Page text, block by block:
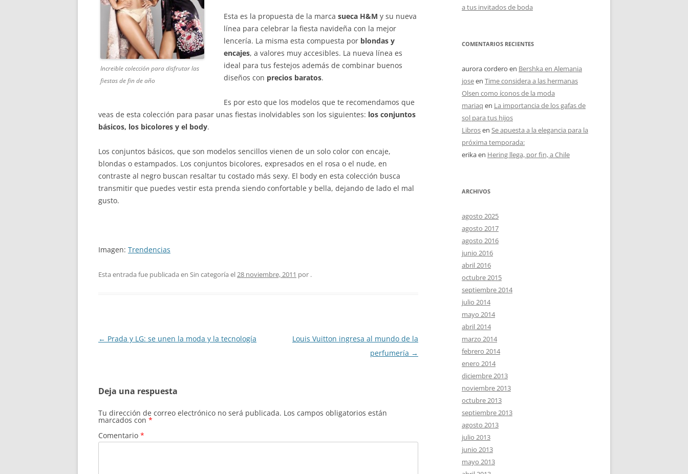
Increible colección para disfrutar las
fiestas de fin de año
Esta es la propuesta de la marca sueca H&M y su nueva
línea para celebrar la fiesta navideña con la mejor
lencería. La misma esta compuesta por blondas y
encajes, a valores muy accesibles. La nueva línea es
ideal para tus festejos además de combinar buenos
diseños con precios baratos.
Es por esto que los modelos que te recomendamos que
veas de esta colección para pasar unas fiestas inolvidables son los siguientes: los conjuntos
básicos, los bicolores y el body.
Los conjuntos básicos, que son modelos sencillos vienen de un solo color con encaje,
blondas o estampados. Los conjuntos bicolores, expresados en el rosa o el nude, en
contraste al negro buscan resaltar tu costado más sexy. El body en esta colección busca
transmitir que puedes vestir esta prenda siendo confortable y bella, dejando de lado el mal
gusto.
Imagen: Trendencias
Esta entrada fue publicada en Sin categoría el28 noviembre, 2011 por .
Navegación
← Prada y LG: se unen la moda y la tecnología
Louis Vuitton ingresa al mundo de la
perfumería →
Deja una respuesta
Tu dirección de correo electrónico no será publicada. Los campos obligatorios están
marcados con *
Comentario *
a tus invitados de boda
COMENTARIOS RECIENTES
aurora cordero en Bershka en Alemania
joseen Time considera a las hermanas
Olsen como íconos de la moda
mariaq en La importancia de los gafas de
sol para tus hijos
Librosen Se apuesta a la elegancia para la
próxima temporada:
erikaen Hering llega, por fin, a Chile
ARCHIVOS
agosto 2025
agosto 2017
agosto 2016
junio 2016
abril 2016
octubre 2015
septiembre 2014
julio 2014
mayo 2014
abril 2014
marzo 2014
febrero 2014
enero 2014
diciembre 2013
noviembre 2013
octubre 2013
septiembre 2013
agosto 2013
julio 2013
junio 2013
mayo 2013